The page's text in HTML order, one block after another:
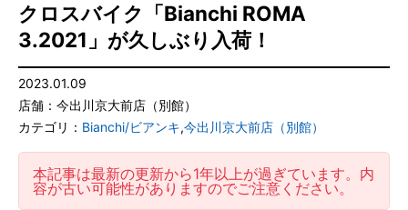
クロスバイク「Bianchi ROMA
3.2021」が久しぶり入荷！
2023.01.09
店舗：今出川京大前店（別館）
カテゴリ： Bianchi/ビアンキ,今出川京大前店（別館）
本記事は最新の更新から1年以上が過ぎています。内
容が古い可能性がありますのでご注意ください。